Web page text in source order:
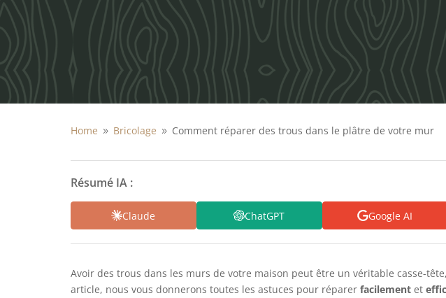
Home 9 Bricolage 9 Comment réparer des trous dans le plâtre de votre mur
Résumé IA :
Claude ChatGPT Google AI
Avoir des trous dans les murs de votre maison peut être un véritable casse-
article, nous vous donnerons toutes les astuces pour réparer facilementet